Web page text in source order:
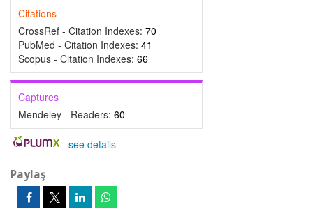
Citations
CrossRef - Citation Indexes: 70
PubMed - Citation Indexes: 41
Scopus - Citation Indexes: 66
Captures
Mendeley - Readers: 60
- see details
Paylaş